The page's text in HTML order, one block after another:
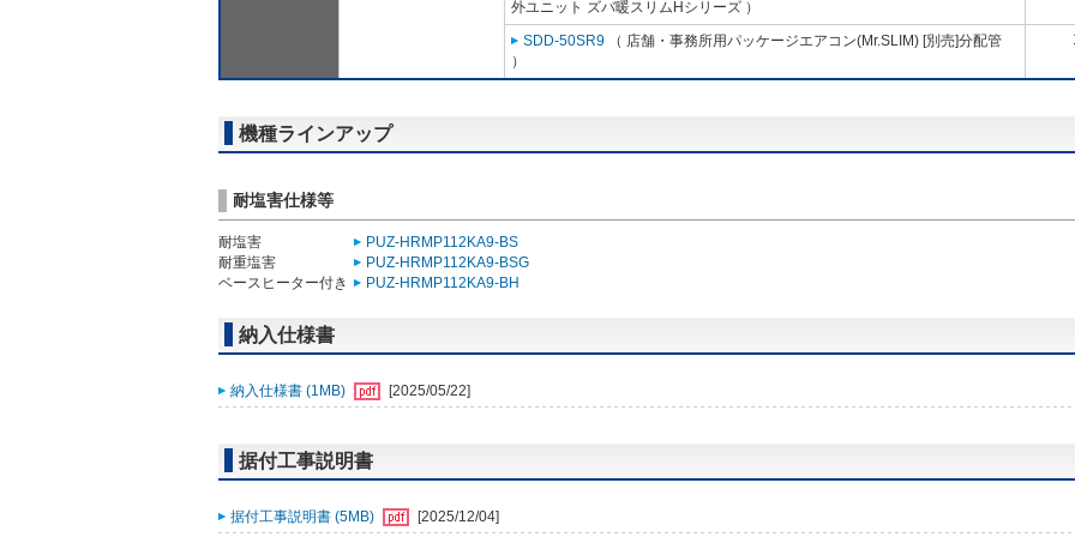
外ユニット ズバ暖スリムHシリーズ ）
SDD-50SR9 （ 店舗・事務所用パッケージエアコン(Mr.SLIM) [別売]分配管
）
機種ラインアップ
耐塩害仕様等
耐塩害
PUZ-HRMP112KA9-BS
耐重塩害
PUZ-HRMP112KA9-BSG
ベースヒーター付き
PUZ-HRMP112KA9-BH
納入仕様書
納入仕様書 (1MB) [2025/05/22]
据付工事説明書
据付工事説明書 (5MB) [2025/12/04]